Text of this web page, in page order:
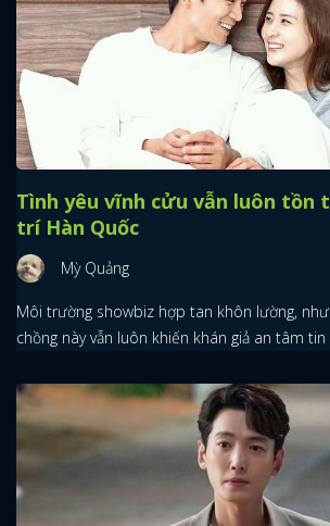
Tình yêu vĩnh cửu vẫn luôn tồn
trí Hàn Quốc
Mỳ Quảng
Môi trường showbiz hợp tan khôn lường,
chồng này vẫn luôn khiến khán giả an tâm